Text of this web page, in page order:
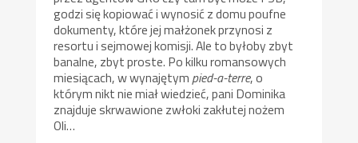
godzi się kopiować i wynosić z domu poufne
dokumenty, które jej małżonek przynosi z
resortu i sejmowej komisji. Ale to byłoby zbyt
banalne, zbyt proste. Po kilku romansowych
miesiącach, w wynajętym pied-a-terre, o
którym nikt nie miał wiedzieć, pani Dominika
znajduje skrwawione zwłoki zakłutej nożem
Oli…